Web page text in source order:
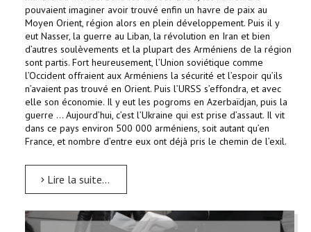
pouvaient imaginer avoir trouvé enfin un havre de paix au
Moyen Orient, région alors en plein développement. Puis il y
eut Nasser, la guerre au Liban, la révolution en Iran et bien
d’autres soulèvements et la plupart des Arméniens de la région
sont partis. Fort heureusement, l’Union soviétique comme
l’Occident offraient aux Arméniens la sécurité et l’espoir qu’ils
n’avaient pas trouvé en Orient. Puis l’URSS s’effondra, et avec
elle son économie. Il y eut les pogroms en Azerbaïdjan, puis la
guerre … Aujourd’hui, c’est l’Ukraine qui est prise d’assaut. Il vit
dans ce pays environ 500 000 arméniens, soit autant qu’en
France, et nombre d’entre eux ont déjà pris le chemin de l’exil.
Lire la suite...